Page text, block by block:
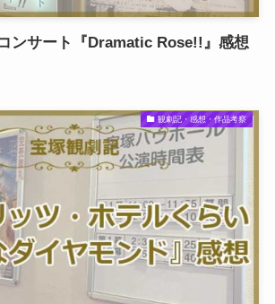
ンサート『Dramatic Rose!!』感想
観劇記・感想・作品考察